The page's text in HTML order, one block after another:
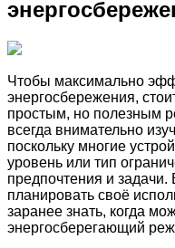
Чтобы максимально
энергосбережения,
простым, но полезным
всегда внимательно
поскольку многие
уровень или тип
предпочтения и задачи.
планировать своё
заранее знать, когда
энергосберегающий